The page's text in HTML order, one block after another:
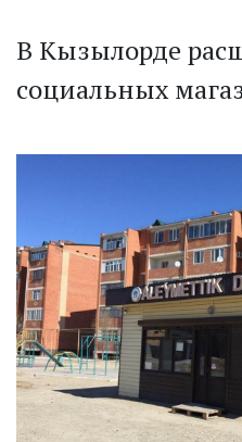
В Кызылорде
социальных